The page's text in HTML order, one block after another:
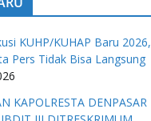
KUHP/KUHAP Baru 2026,
Pers Tidak Bisa Langsung
KAPOLRESTA DENPASAR